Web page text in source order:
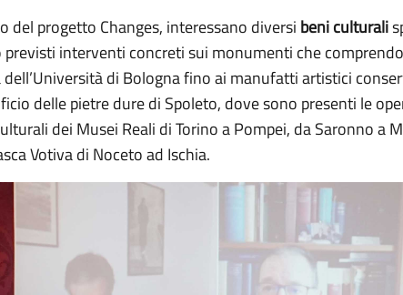
del progetto Changes, interessano diversi beni culturali
interventi concreti sui monumenti che
di Bologna fino ai manufatti artistici
delle pietre dure di Spoleto, dove sono presenti le
dei Musei Reali di Torino a Pompei, da Saronno a
Votiva di Noceto ad Ischia.